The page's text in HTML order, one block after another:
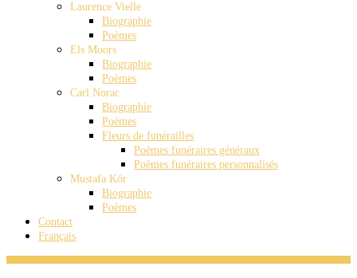
Laurence Vielle
Biographie
Poèmes
Els Moors
Biographie
Poèmes
Carl Norac
Biographie
Poèmes
Fleurs de funérailles
Poèmes funéraires généraux
Poèmes funéraires personnalisés
Mustafa Kör
Biographie
Poèmes
Contact
Français